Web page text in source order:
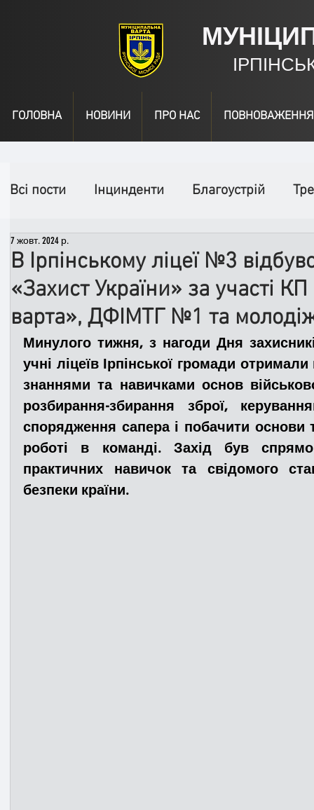
ГОЛОВНА НОВИНИ ПРО НАС ПОВНОВАЖЕННЯ
Всі пости Інцинденти Благоустрій
День народження
Спільні заходи Надзвичайні заходи
Медицина Новини ДТП
Адмінпротокол Свята Поліція
Війна Розмінування Добровільна
В Ірпінському ліцеї №3
«Захист України» за участі
варта», ДФІМТГ №1 та
7 жовт. 2024 р.
Минулого тижня, з нагоди Дня
учні ліцеїв Ірпінської громади
знаннями та навичками основ
розбирання-збирання зброї,
спорядження сапера і побачити основи
роботі в команді. Захід був
практичних навичок та свідомого
безпеки країни.